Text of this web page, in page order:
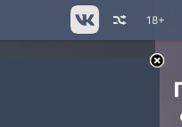
18+